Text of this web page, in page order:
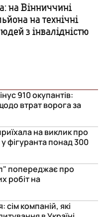
на Вінниччині
на технічні
з інвалідністю
910 окупантів:
втрат ворога за
на виклик про
фігуранта понад 300
попереджає про
робіт на
компаній, які